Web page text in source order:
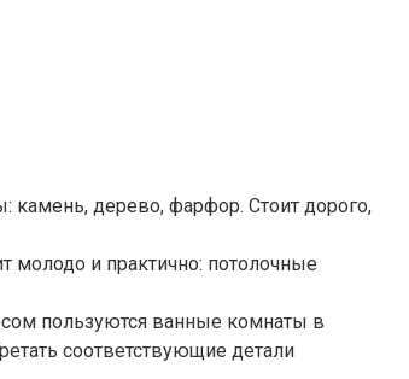
камень, дерево, фарфор. Стоит дорого,
и практично: потолочные
пользуются ванные комнаты в
соответствующие детали